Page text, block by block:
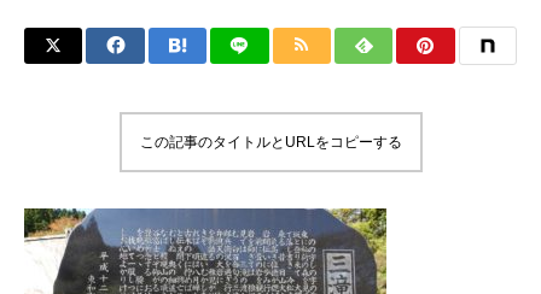
この記事のタイトルとURLをコピーする